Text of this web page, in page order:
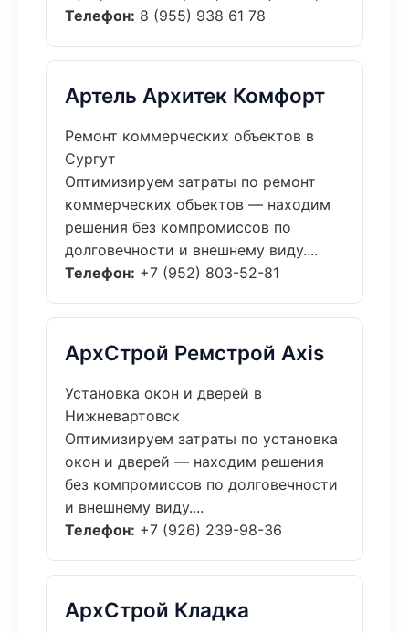
Телефон: 8 (955) 938 61 78
Артель Архитек Комфорт
Ремонт коммерческих объектов в
Сургут
Оптимизируем затраты по ремонт
коммерческих объектов — находим
решения без компромиссов по
долговечности и внешнему виду....
Телефон: +7 (952) 803-52-81
АрхСтрой Ремстрой Axis
Установка окон и дверей в
Нижневартовск
Оптимизируем затраты по установка
окон и дверей — находим решения
без компромиссов по долговечности
и внешнему виду....
Телефон: +7 (926) 239-98-36
АрхСтрой Кладка